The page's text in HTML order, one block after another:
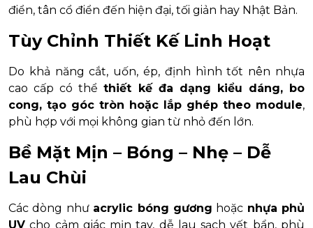
điển, tân cổ điển đến hiện đại, tối giản hay Nhật Bản.
Tùy Chỉnh Thiết Kế Linh Hoạt
Do khả năng cắt, uốn, ép, định hình tốt nên nhựa
cao cấp có thểthiết kế đa dạng kiểu dáng, bo
cong, tạo góc tròn hoặc lắp ghép theo module,
phù hợp với mọi không gian từ nhỏ đến lớn.
Bề Mặt Mịn – Bóng – Nhẹ – Dễ
Lau Chùi
Các dòng như acrylic bóng gương hoặc nhựa phủ
UV cho cảm giác mịn tay, dễ lau sạch vết bẩn, phù